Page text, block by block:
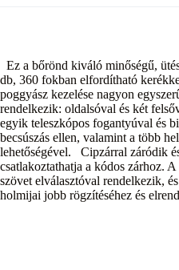
Ez a bőrönd kiváló minőségű,
db, 360 fokban elfordítható
poggyász kezelése nagyon
rendelkezik: oldalsóval és két
egyik teleszkópos fogantyúval és
becsúszás ellen, valamint a több
lehetőségével. Cipzárral záródik
csatlakoztathatja a kódos zárhoz.
szövet elválasztóval rendelkezik,
holmijai jobb rögzítéséhez és